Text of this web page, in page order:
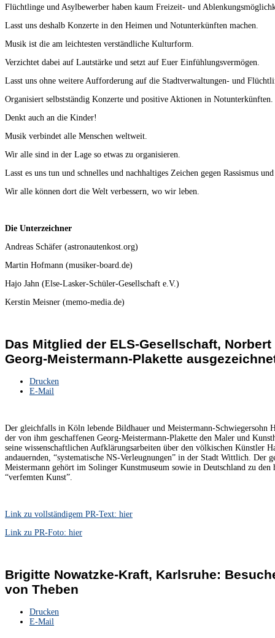
Flüchtlinge und Asylbewerber haben kaum Freizeit- und
Lasst uns deshalb Konzerte in den Heimen und Notunterkünften machen.
Musik ist die am leichtesten verständliche Kulturform.
Verzichtet dabei auf Lautstärke und setzt auf Euer Einfühlungsvermögen.
Lasst uns ohne weitere Aufforderung auf die Stadtverwaltungen- und
Organisiert selbstständig Konzerte und positive Aktionen in Notunterkünften.
Denkt auch an die Kinder!
Musik verbindet alle Menschen weltweit.
Wir alle sind in der Lage so etwas zu organisieren.
Lasst es uns tun und schnelles und nachhaltiges Zeichen gegen Rassismus
Wir alle können dort die Welt verbessern, wo wir leben.
Die Unterzeichner
Andreas Schäfer (astronautenkost.org)
Martin Hofmann (musiker-board.de)
Hajo Jahn (Else-Lasker-Schüler-Gesellschaft e.V.)
Kerstin Meisner (memo-media.de)
Das Mitglied der ELS-Gesellschaft,
Georg-Meistermann-Plakette
Drucken
E-Mail
Der gleichfalls in Köln lebende Bildhauer und Meistermann-
der von ihm geschaffenen Georg-Meistermann-Plakette den Maler und
seine wissenschaftlichen Aufklärungsarbeiten über den völkischen Künstler
andauernden, “systematische NS-Verleugnungen” in der Stadt Wittlich. Der
Meistermann gehört im Solinger Kunstmuseum sowie in Deutschland zu den
“verfemten Kunst”.
Link zu vollständigem PR-Text: hier
Link zu PR-Foto: hier
Brigitte Nowatzke-Kraft, Karlsruhe:
von Theben
Drucken
E-Mail